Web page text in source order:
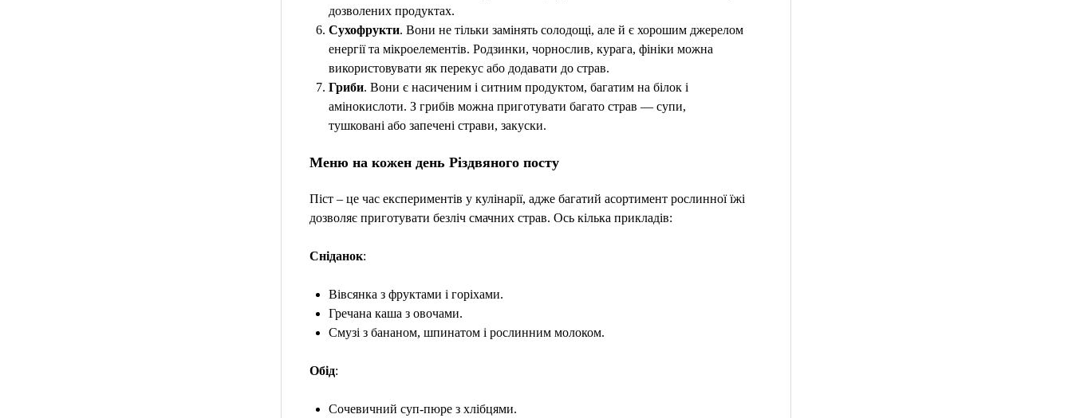
дозволених продуктах.
Сухофрукти. Вони не тільки замінять солодощі, але й є хорошим джерелом
енергії та мікроелементів. Родзинки, чорнослив, курага, фініки можна
використовувати як перекус або додавати до страв.
Гриби. Вони є насиченим і ситним продуктом, багатим на білок і
амінокислоти. З грибів можна приготувати багато страв — супи,
тушковані або запечені страви, закуски.
Меню на кожен день Різдвяного посту
Піст – це час експериментів у кулінарії, адже багатий асортимент рослинної їжі
дозволяє приготувати безліч смачних страв. Ось кілька прикладів:
Сніданок:
Вівсянка з фруктами і горіхами.
Гречана каша з овочами.
Смузі з бананом, шпинатом і рослинним молоком.
Обід:
Сочевичний суп-пюре з хлібцями.